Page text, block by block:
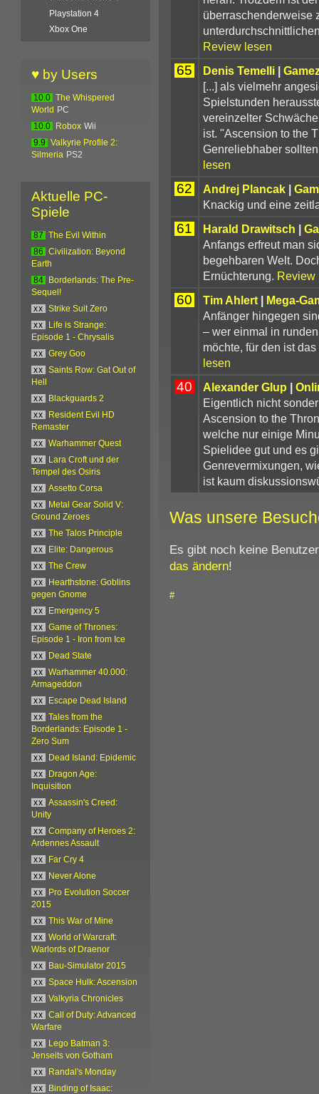
überraschenderweise
Review lesen
65 Denis Temelli|
[...] als vielmehr
Spielstunden
vereinzelter
ist. "Ascension to the
Genreliebhaber
lesen
62 Andrej Plancak|
Knackig und eine
61 Harald Drawitsch |
Anfangs erfreut man
begehbaren Welt.
Ernüchterung. Review
60 Tim Ahlert| Mega-
Anfänger hingegen
– wer einmal in
möchte, für den ist
lesen
40 Alexander Glup |
Eigentlich nicht
Ascension to the
welche nur einige
Spielidee gut und es
Genrevermixungen,
ist kaum
Was unsere
Es gibt noch keine
das ändern!
#
Playstation 4
Xbox One
♥ by Users
10.0
The Whispered
World
PC
10.0
Robox Wii
9.9
Valkyrie Profile 2:
Silmeria PS2
Aktuelle PC-
Spiele
87
The Evil Within
86
Civilization: Beyond
Earth
84
Borderlands: The Pre-
Sequel!
xx
Strike Suit Zero
xx
Life is Strange:
Episode 1 - Chrysalis
xx
Grey Goo
xx
Saints Row: Gat Out of
Hell
xx
Blackguards 2
xx
Resident Evil HD
Remaster
xx
Warhammer Quest
xx
Lara Croft und der
Tempel des Osiris
xx
Assetto Corsa
xx
Metal Gear Solid V:
Ground Zeroes
xx
The Talos Principle
xx
Elite: Dangerous
xx
The Crew
xx
Hearthstone: Goblins
gegen Gnome
xx
Emergency 5
xx
Game of Thrones:
Episode 1 - Iron from Ice
xx
Dead State
xx
Warhammer 40.000:
Armageddon
xx
Escape Dead Island
xx
Tales from the
Borderlands: Episode 1 -
Zero Sum
xx
Dead Island: Epidemic
xx
Dragon Age:
Inquisition
xx
Assassin's Creed:
Unity
xx
Company of Heroes 2:
Ardennes Assault
xx
Far Cry 4
xx
Never Alone
xx
Pro Evolution Soccer
2015
xx
This War of Mine
xx
World of Warcraft:
Warlords of Draenor
xx
Bau-Simulator 2015
xx
Space Hulk: Ascension
xx
Valkyria Chronicles
xx
Call of Duty: Advanced
Warfare
xx
Lego Batman 3:
Jenseits von Gotham
xx
Randal's Monday
xx
Binding of Isaac: